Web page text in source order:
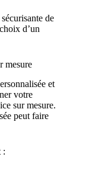
de
d’un
mesure
et
votre
sur mesure.
peut faire
: